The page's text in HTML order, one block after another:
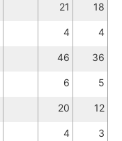
21 18
4 4
46 36
6 5
20 12
4
3